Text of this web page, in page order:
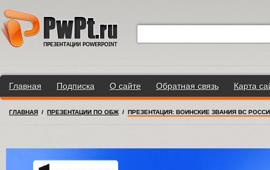
Главная Подписка О сайте Обратная связь Карта
ГЛАВНАЯ / ПРЕЗЕНТАЦИИ ПО ОБЖ / ПРЕЗЕНТАЦИЯ: ВОИНСКИЕ ЗВАНИЯ ВС